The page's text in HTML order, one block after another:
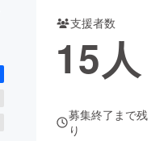
支援者数
15人
募集終了まで残
り